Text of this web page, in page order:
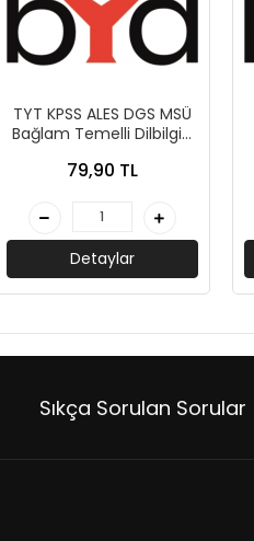
TYT KPSS ALES DGS MSÜ
Bağlam Temelli Dilbilgisi
Yayıncılık
79,90 TL
Detaylar
Sıkça Sorulan Sorular